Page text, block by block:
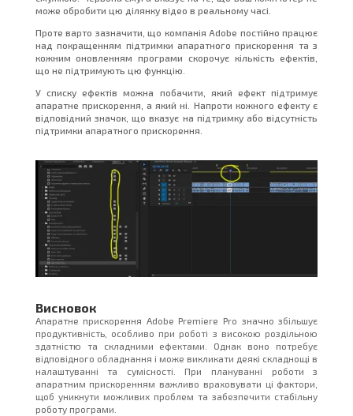
може обробити цю ділянку відео в реальному часі.
Проте варто зазначити, що компанія Adobe постійно працює
над покращенням підтримки апаратного прискорення та з
кожним оновленням програми скорочує кількість ефектів,
що не підтримують цю функцію.
У списку ефектів можна побачити, який ефект підтримує
апаратне прискорення, а який ні. Напроти кожного ефекту є
відповідний значок, що вказує на підтримку або відсутність
підтримки апаратного прискорення.
Висновок
Апаратне прискорення Adobe Premiere Pro значно збільшує
продуктивність, особливо при роботі з високою роздільною
здатністю та складними ефектами. Однак воно потребує
відповідного обладнання і може викликати деякі складнощі в
налаштуванні та сумісності. При плануванні роботи з
апаратним прискоренням важливо враховувати ці фактори,
щоб уникнути можливих проблем та забезпечити стабільну
роботу програми.